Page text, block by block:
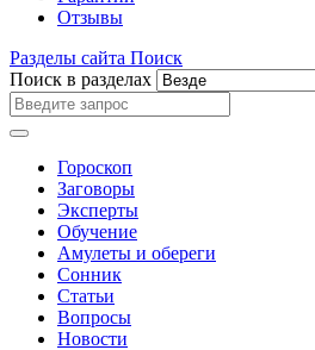
Отзывы
Разделы сайта Поиск
Поиск в разделах
Гороскоп
Заговоры
Эксперты
Обучение
Амулеты и обереги
Сонник
Статьи
Вопросы
Новости